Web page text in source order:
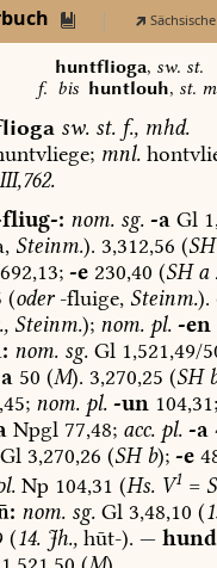
huntflioga, sw. st.
f. bis huntlouh, st.
sw. st. f., mhd.
mnl.
: nom.sg. -aGl
Steinm.). 3,312,56 (SH
692,13; -e 230,40 (SHa
(oder-fluige, Steinm.).
Steinm.); nom.pl. -en
nom.sg.Gl1,521,49/
50 (M). 3,270,25 (SH
nom.pl. -un104,31;
Npgl77,48; acc.pl. -a
3,270,26 (SHb); -e
Np104,31 (Hs.V1 =
nom. sg.Gl3,48,10 (
(14.Jh.,hūt-). —